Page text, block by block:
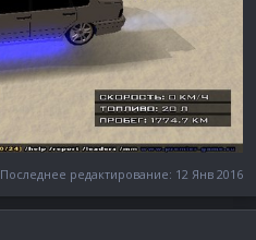
Последнее редактирование: 12 Янв 2016